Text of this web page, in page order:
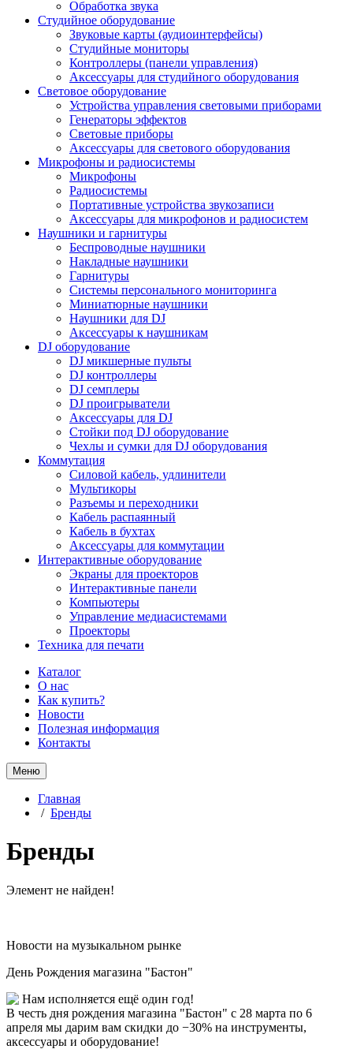
Обработка звука
Студийное оборудование
Звуковые карты (аудиоинтерфейсы)
Студийные мониторы
Контроллеры (панели управления)
Аксессуары для студийного оборудования
Световое оборудование
Устройства управления световыми приборами
Генераторы эффектов
Световые приборы
Аксессуары для светового оборудования
Микрофоны и радиосистемы
Микрофоны
Радиосистемы
Портативные устройства звукозаписи
Аксессуары для микрофонов и радиосистем
Наушники и гарнитуры
Беспроводные наушники
Накладные наушники
Гарнитуры
Системы персонального мониторинга
Миниатюрные наушники
Наушники для DJ
Аксессуары к наушникам
DJ оборудование
DJ микшерные пульты
DJ контроллеры
DJ семплеры
DJ проигрыватели
Аксессуары для DJ
Стойки под DJ оборудование
Чехлы и сумки для DJ оборудования
Коммутация
Силовой кабель, удлинители
Мультикоры
Разъемы и переходники
Кабель распаянный
Кабель в бухтах
Аксессуары для коммутации
Интерактивные оборудование
Экраны для проекторов
Интерактивные панели
Компьютеры
Управление медиасистемами
Проекторы
Техника для печати
Каталог
О нас
Как купить?
Новости
Полезная информация
Контакты
Меню
Главная
/ Бренды
Бренды
Элемент не найден!
Новости на музыкальном рынке
День Рождения магазина "Бастон"
Нам исполняется ещё один год!
В честь дня рождения магазина "Бастон" с 28 марта по 6
апреля мы дарим вам скидки до −30% на инструменты,
аксессуары и оборудование!